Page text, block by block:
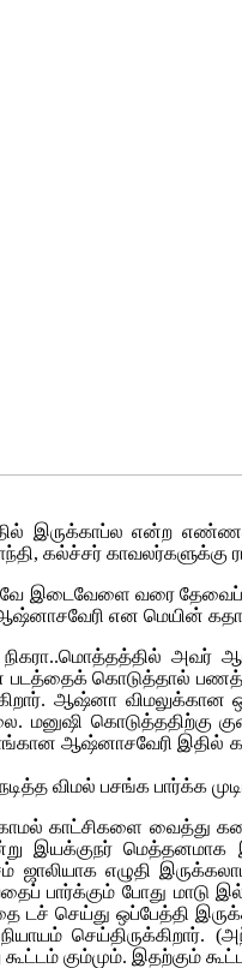
இருக்காப்ல என்ற
கல்ச்சர் காவலர்களுக்கு
இடைவேளை வரை
என மெயின்
நிகரா..மொத்தத்தில் அவர்
கொடுத்தால்
ஆஷ்னா
மனுஷி கொடுத்ததிற்கு
ஆஷ்னாசவேரி இதில்
விமல் பசங்க பார்க்க
காட்சிகளை வைத்து
இயக்குநர்
எழுதி
பார்க்கும் போது மாடு
டச் செய்து ஒப்பேத்தி
நியாயம்
கூட்டம் கும்மும். இதற்கும்